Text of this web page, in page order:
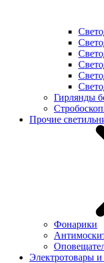
Гирлянды
Прочие
Фонарики
Электротовары